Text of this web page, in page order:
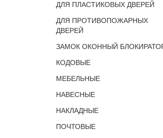
ДЛЯ ПЛАСТИКОВЫХ ДВЕРЕЙ
ДЛЯ ПРОТИВОПОЖАРНЫХ
ДВЕРЕЙ
ЗАМОК ОКОННЫЙ
КОДОВЫЕ
МЕБЕЛЬНЫЕ
НАВЕСНЫЕ
НАКЛАДНЫЕ
ПОЧТОВЫЕ